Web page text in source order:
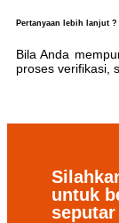
Pertanyaan lebih lanjut ?
Bila Anda
proses verifikasi,
untuk
seputar